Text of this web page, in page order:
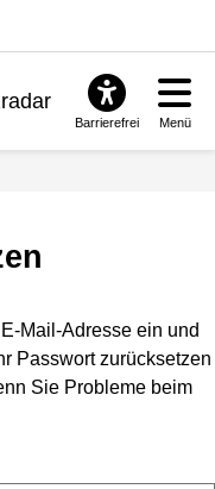
Barrierefrei Menü
Mail-Adresse ein und
Passwort zurücksetzen
Sie Probleme beim